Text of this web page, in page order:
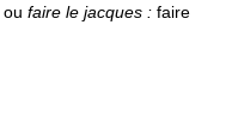
ou faire le jacques : faire